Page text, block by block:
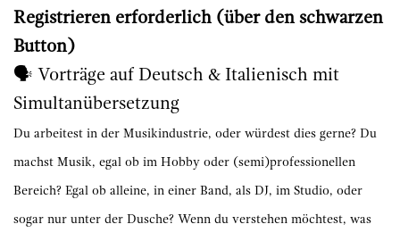
Registrieren erforderlich (über den schwarzen
Button)
🗣️ Vorträge auf Deutsch & Italienisch mit
Simultanübersetzung
Du arbeitest in der Musikindustrie, oder würdest dies gerne? Du
machst Musik, egal ob im Hobby oder (semi)professionellen
Bereich? Egal ob alleine, in einer Band, als DJ, im Studio, oder
sogar nur unter der Dusche? Wenn du verstehen möchtest, was